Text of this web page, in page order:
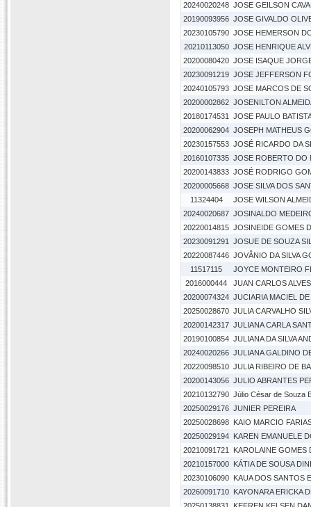
20240020248 JOSE GEILSON
20190093956 JOSE GIVALDO
20230105790 JOSE HEMERSON
20210113050 JOSE HENRIQUE
20200080420 JOSE ISAQUE
20230091219 JOSE JEFFERSON
20240105793 JOSE MARCOS DE
20200002862 JOSENILTON
20180174531
JOSE PAULO
20200062904 JOSEPH MATHEUS
20230157553 JOSÉ RICARDO DA
20160107335 JOSE ROBERTO DO
20200143833 JOSÉ RODRIGO
20200005668 JOSE SILVA DOS
11324404
JOSE WILSON
20240020687 JOSINALDO
20220014815 JOSINEIDE GOMES
20230091291
JOSUE DE SOUZA
20220087446 JOVÂNIO DA SILVA
11517115
JOYCE MONTEIRO
2016000444
JUAN CARLOS
20200074324 JUCIARIA MACIEL
20250028670 JULIA CARVALHO
20200142317 JULIANA CARLA
20190100854 JULIANA DA SILVA
20240020266 JULIANA GALDINO
20220098510 JULIA RIBEIRO DE
20200143056 JULIO ABRANTES
20210132790 Júlio César de Souza
20250029176 JUNIER PEREIRA
20250028698 KAIO MARCIO
20250029194 KAREN EMANUELE
20210091721
KAROLAINE GOMES
20210157000 KÁTIA DE SOUSA
20230106090 KAUA DOS SANTOS
20260091710 KAYONARA ERICKA